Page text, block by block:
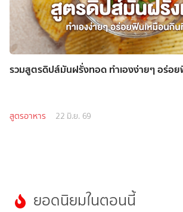
รวมสูตรดิปส์มันฝรั่งทอด ทำเองง่ายๆ อร่อ
สูตรอาหาร 22 มิ.ย. 69
ยอดนิยมในตอนนี้